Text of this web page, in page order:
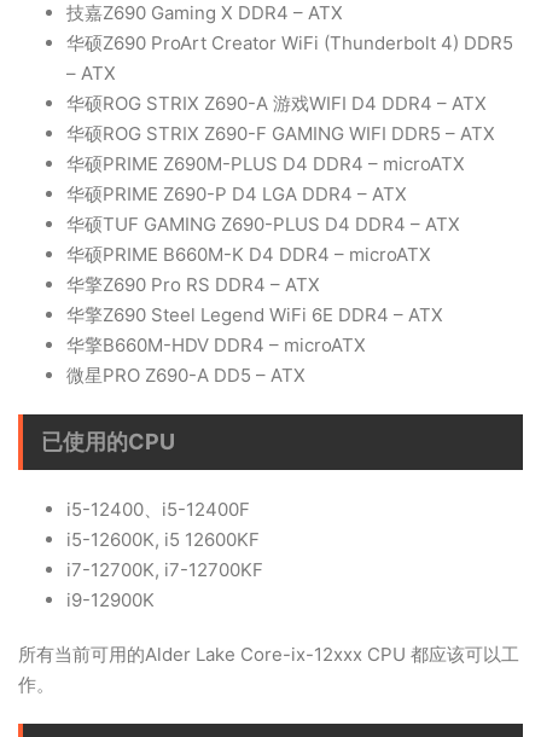
技嘉Z690 Gaming X DDR4 – ATX
华硕Z690 ProArt Creator WiFi (Thunderbolt 4) DDR5
– ATX
华硕ROG STRIX Z690-A 游戏WIFI D4 DDR4 – ATX
华硕ROG STRIX Z690-F GAMING WIFI DDR5 – ATX
华硕PRIME Z690M-PLUS D4 DDR4 – microATX
华硕PRIME Z690-P D4 LGA DDR4 – ATX
华硕TUF GAMING Z690-PLUS D4 DDR4 – ATX
华硕PRIME B660M-K D4 DDR4 – microATX
华擎Z690 Pro RS DDR4 – ATX
华擎Z690 Steel Legend WiFi 6E DDR4 – ATX
华擎B660M-HDV DDR4 – microATX
微星PRO Z690-A DD5 – ATX
已使用的CPU
i5-12400、i5-12400F
i5-12600K, i5 12600KF
i7-12700K, i7-12700KF
i9-12900K
所有当前可用的Alder Lake Core-ix-12xxx CPU 都应该可以工
作。